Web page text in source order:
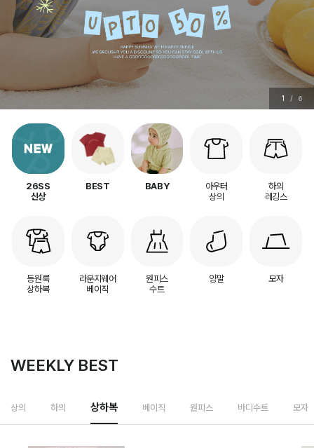
1 / 6
26SS
신상
BEST BABY
아우터
상의
하의
레깅스
등원룩
상하복
라운지웨어
베이직
원피스
수트
양말 모자
WEEKLY BEST
상의 하의 상하복 베이직 원피스 바디수트 모자